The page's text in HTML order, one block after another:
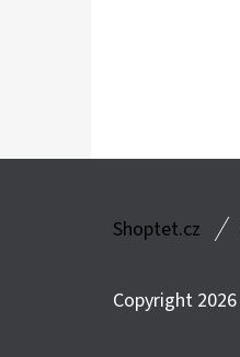
Shoptet.cz
Copyright 2026